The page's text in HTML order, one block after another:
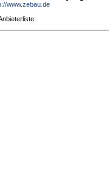
www.zebau.de